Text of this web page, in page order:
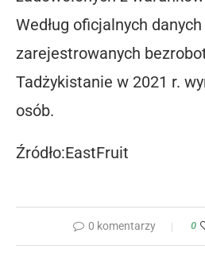
Według oficjalnych
zarejestrowanych
Tadżykistanie w 2021 r.
osób.
Źródło:EastFruit
0 komentarzy 0